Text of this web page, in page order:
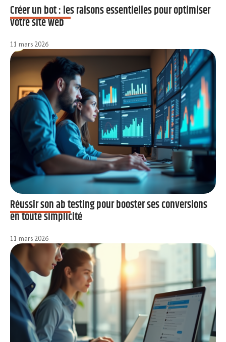
Créer un bot : les raisons essentielles pour optimiser
votre site web
11 mars 2026
Réussir son ab testing pour booster ses conversions
en toute simplicité
11 mars 2026